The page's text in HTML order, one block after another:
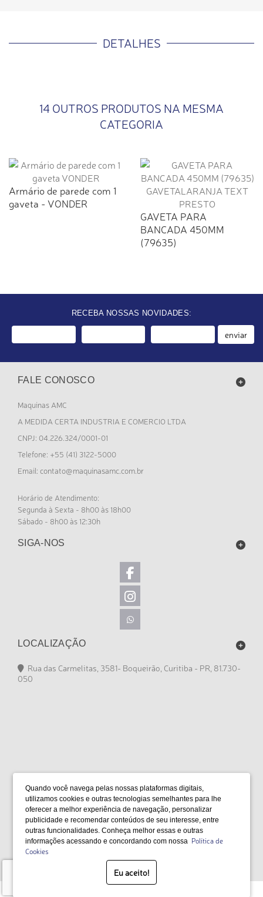
Quando você navega pelas nossas plataformas digitais,
utilizamos cookies e outras tecnologias semelhantes para lhe
oferecer a melhor experiência de navegação, personalizar
publicidade e recomendar conteúdos de seu interesse, entre
outras funcionalidades. Conheça melhor essas e outras
informações acessando e concordando com nossa Política de
Cookies
Eu aceito!
DETALHES
14 OUTROS PRODUTOS NA MESMA
CATEGORIA
Armário de parede com 1
gaveta - VONDER
GAVETA PARA
BANCADA 450MM
(79635)
RECEBA NOSSAS NOVIDADES:
enviar
FALE CONOSCO
Maquinas AMC
A MEDIDA CERTA INDUSTRIA E COMERCIO LTDA
CNPJ: 04.226.324/0001-01
Telefone: +55 (41) 3122-5000
Email: contato@maquinasamc.com.br
Horário de Atendimento:
Segunda à Sexta - 8h00 às 18h00
Sábado - 8h00 às 12:30h
SIGA-NOS
LOCALIZAÇÃO
Rua das Carmelitas, 3581- Boqueirão, Curitiba - PR, 81.730-
050
FORMAS DE PAGAMENTO
SELOS